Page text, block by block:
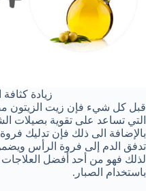
زيادة كثافة
التي تساعد على تقوية بصيلات
بالإضافة الى ذلك فإن تدليك
تدفق الدم إلى فروة الرأس
لذلك فهو من أحد أفضل العلاجات
باستخدام الصبار.